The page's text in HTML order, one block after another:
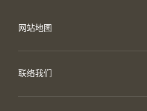
网站地图
联络我们